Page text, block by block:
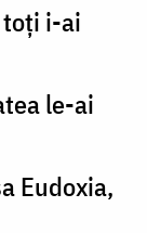
i-ai
le-ai
Eudoxia,